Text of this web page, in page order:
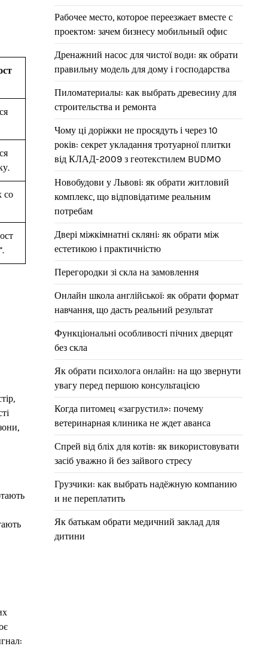
со
Рабочее место, которое переезжает вместе с
проектом: зачем бизнесу мобильный офис
Дренажний насос для чистої води: як обрати
правильну модель для дому і господарства
Пиломатериалы: как выбрать древесину для
строительства и ремонта
Чому ці доріжки не просядуть і через 10
років: секрет укладання тротуарної плитки
від КЛАД-2009 з геотекстилем BUDMO
Новобудови у Львові: як обрати житловий
комплекс, що відповідатиме реальним
потребам
Двері міжкімнатні скляні: як обрати між
естетикою і практичністю
Перегородки зі скла на замовлення
Онлайн школа англійської: як обрати формат
навчання, що дасть реальний результат
Функціональні особливості пічних дверцят
без скла
Як обрати психолога онлайн: на що звернути
увагу перед першою консультацією
Когда питомец «загрустил»: почему
ветеринарная клиника не ждет аванса
Спрей від бліх для котів: як використовувати
засіб уважно й без зайвого стресу
Грузчики: как выбрать надёжную компанию
и не переплатить
Як батькам обрати медичний заклад для
дитини